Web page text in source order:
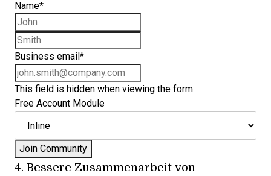
Name*
Business email *
This field is hidden when viewing the form
Free Account Module
4. Bessere Zusammenarbeit von